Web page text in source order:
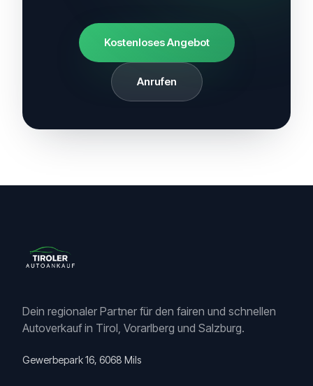
Kostenloses Angebot
Anrufen
Dein regionaler Partner für den fairen und schnellen
Autoverkauf in Tirol, Vorarlberg und Salzburg.
Gewerbepark 16, 6068 Mils